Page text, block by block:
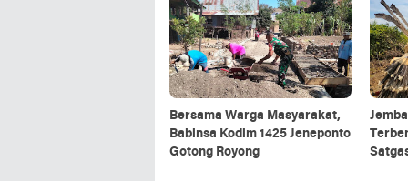
Bersama Warga Masyarakat,
Babinsa Kodim 1425 Jeneponto
Gotong Royong